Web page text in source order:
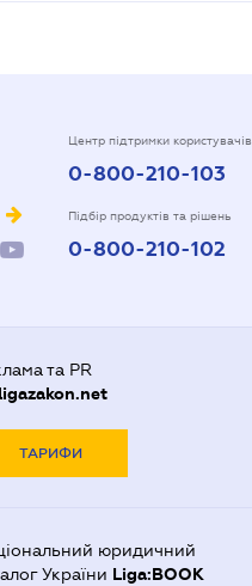
Центр підтримки користувачів
0-800-210-103
Підбір продуктів та рішень
0-800-210-102
та PR
ligazakon.net
ТАРИФИ
юридичний
України Liga:BOOK